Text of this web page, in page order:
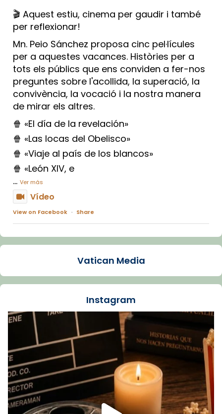
🎬 Aquest estiu, cinema per gaudir i també
per reflexionar!
Mn. Peio Sánchez proposa cinc pel·lícules
per a aquestes vacances. Històries per a
tots els públics que ens conviden a fer-nos
preguntes sobre l'acollida, la superació, la
convivència, la vocació i la nostra manera
de mirar els altres.
🍿 «El día de la revelación»
🍿 «Las locas del Obelisco»
🍿 «Viaje al país de los blancos»
🍿 «León XIV, e
... Ver más
Vídeo
View on Facebook · Share
Arquebisbat de Barcelona
La Carmina va patir depressió. Fa gairebé
dos mesos, a l'Estadi Lluís Companys, la
Recupera l'entrevista comp
Vatican
tican News 👇
www.vaticannews.va/es/iglesia/news/2026-
07/carmina-historia-depresion-papa-viaje-
espana-testimoni...
Foto
View on Facebook · Share
Vatican Media
Instagram